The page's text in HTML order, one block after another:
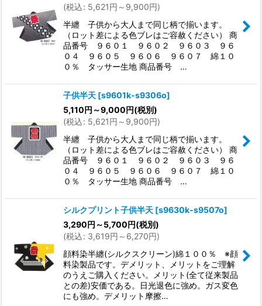
(税込: 5,621円 ～9,900円)
半纏 子供から大人まで同じ柄で揃います。
（ロット差による色ブレはご容赦ください） 商
品番号 ９６０１ ９６０２ ９６０３ ９６
０４ ９６０５ ９６０６ ９６０７ 綿１０
０％ タッサー生地 商品番号 …
子供半天 [s9601k-s9306o]
5,110円 ～9,000円(税別)
(税込: 5,621円 ～9,900円)
半纏 子供から大人まで同じ柄で揃います。
（ロット差による色ブレはご容赦ください） 商
品番号 ９６０１ ９６０２ ９６０３ ９６
０４ ９６０５ ９６０６ ９６０７ 綿１０
０％ タッサー生地 商品番号 …
シルクプリント子供半天 [s9630k-s9507o]
3,290円 ～5,700円(税別)
(税込: 3,619円 ～6,270円)
顔料染半纏(シルクスクリーン)綿１００％ ※顔
料染製品です。デメリット、メリットをご理解
のうえご購入ください。メリット(全て従来製品
との差)安価である。日光退色に強め。ガス変色
にも強め。デメリット摩擦…